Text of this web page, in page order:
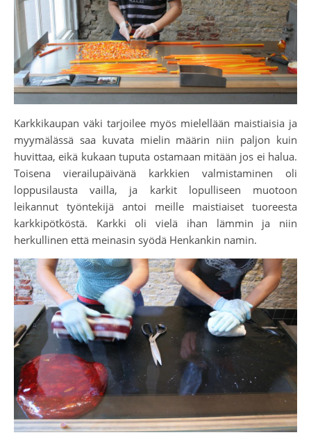
Karkkikaupan väki tarjoilee myös mielellään maistiaisia ja
myymälässä saa kuvata mielin määrin niin paljon kuin
huvittaa, eikä kukaan tuputa ostamaan mitään jos ei halua.
Toisena vierailupäivänä karkkien valmistaminen oli
loppusilausta vailla, ja karkit lopulliseen muotoon
leikannut työntekijä antoi meille maistiaiset tuoreesta
karkkipötköstä. Karkki oli vielä ihan lämmin ja niin
herkullinen että meinasin syödä Henkankin namin.